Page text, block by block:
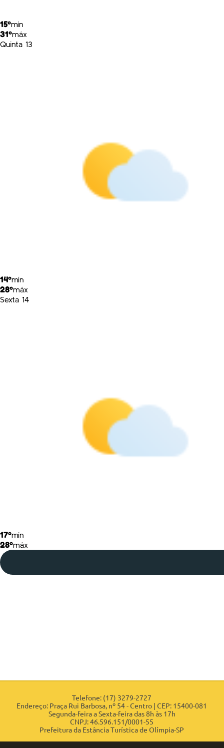
15ºmín
31ºmáx
Quinta 13
14ºmín
28ºmáx
Sexta 14
17ºmín
28ºmáx
Telefone: (17) 3279-2727
Endereço: Praça Rui Barbosa, nº 54 - Centro | CEP: 15400-081
Segunda-feira a Sexta-feira das 8h às 17h
CNPJ: 46.596.151/0001-55
Prefeitura da Estância Turística de Olímpia-SP